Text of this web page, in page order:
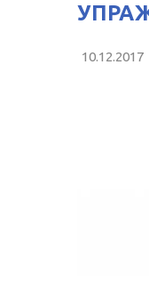
10.12.2017